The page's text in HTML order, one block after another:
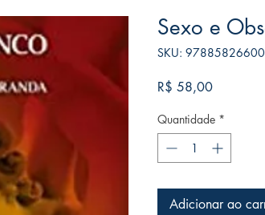
Sexo e
SKU:
R$ 58,00Preço
Quantidade *
Adicionar ao